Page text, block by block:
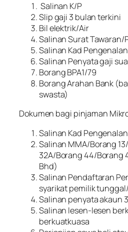
Salinan K/P
Slip gaji 3 bulan terkini
Bil elektrik/Air
Salinan Surat Tawaran/
Salinan Kad
Salinan Penyata gaji
Borang BPA1/79
Borang Arahan Bank
swasta)
Dokumen bagi pinjaman
Salinan Kad Pengenalan
Salinan MMA/Borang
32A/Borang 44/Borang
Bhd)
Salinan Pendaftaran
syarikat pemilik
Salinan penyata akaun
Salinan lesen-lesen
berkuatkuasa